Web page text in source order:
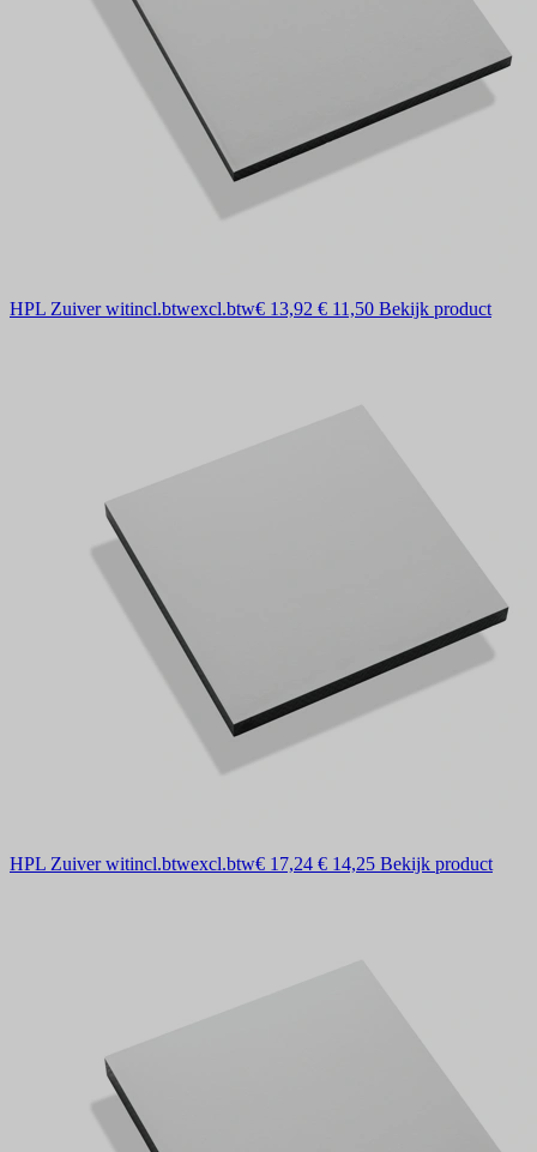
HPL Zuiver witincl.btwexcl.btw€ 13,92 € 11,50 Bekijk product
HPL Zuiver witincl.btwexcl.btw€ 17,24 € 14,25 Bekijk product